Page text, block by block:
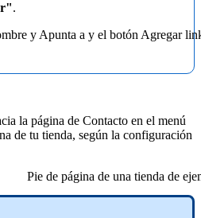
.
la página de Contacto en el menú
de tu tienda, según la configuración